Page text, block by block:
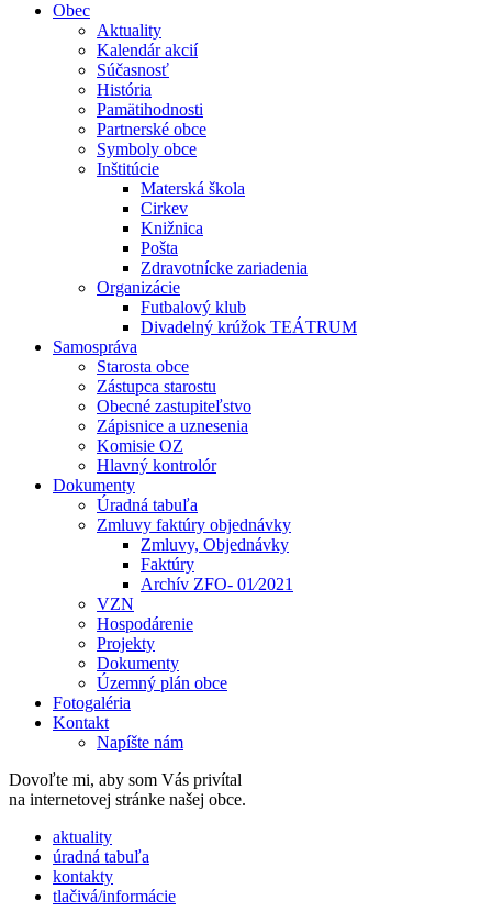
Obec
Aktuality
Kalendár akcií
Súčasnosť
História
Pamätihodnosti
Partnerské obce
Symboly obce
Inštitúcie
Materská škola
Cirkev
Knižnica
Pošta
Zdravotnícke zariadenia
Organizácie
Futbalový klub
Divadelný krúžok TEÁTRUM
Samospráva
Starosta obce
Zástupca starostu
Obecné zastupiteľstvo
Zápisnice a uznesenia
Komisie OZ
Hlavný kontrolór
Dokumenty
Úradná tabuľa
Zmluvy faktúry objednávky
Zmluvy, Objednávky
Faktúry
Archív ZFO- 01⁄2021
VZN
Hospodárenie
Projekty
Dokumenty
Územný plán obce
Fotogaléria
Kontakt
Napíšte nám
Dovoľte mi, aby som Vás privítal
na internetovej stránke našej obce.
​​aktuality
úradná tabuľa
kontakty
tlačivá/informácie